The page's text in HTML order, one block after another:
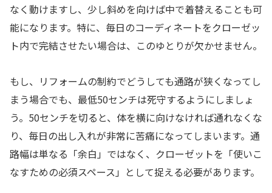
なく動けますし、少し斜めを向けば中で着替えることも可
能になります。特に、毎日のコーディネートをクローゼッ
ト内で完結させたい場合は、このゆとりが欠かせません。
もし、リフォームの制約でどうしても通路が狭くなってし
まう場合でも、最低50センチは死守するようにしましょ
う。50センチを切ると、体を横に向けなければ通れなくな
り、毎日の出し入れが非常に苦痛になってしまいます。通
路幅は単なる「余白」ではなく、クローゼットを「使いこ
なすための必須スペース」として捉える必要があります。